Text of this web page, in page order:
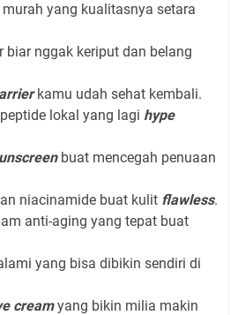
yang kualitasnya setara
biar nggak keriput dan belang
kamu udah sehat kembali.
lokal yang lagi hype
buat mencegah penuaan
niacinamide buat kulit flawless.
anti-aging yang tepat buat
yang bisa dibikin sendiri di
creamyang bikin milia makin